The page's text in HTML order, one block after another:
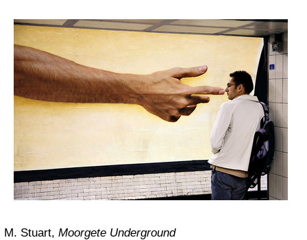
M. Stuart, Moorgete Underground